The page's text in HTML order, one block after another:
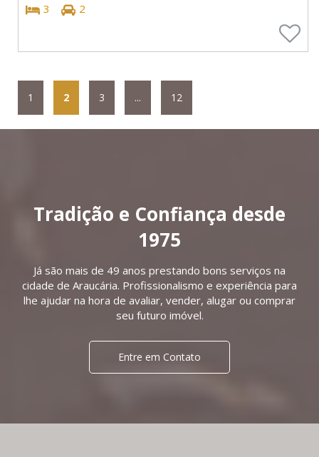
3
2
1 2 3 ... 12
Tradição e Confiança desde
1975
Já são mais de 49 anos prestando bons serviços na
cidade de Araucária. Profissionalismo e experiência para
lhe ajudar na hora de avaliar, vender, alugar ou comprar
seu futuro imóvel.
Entre em Contato